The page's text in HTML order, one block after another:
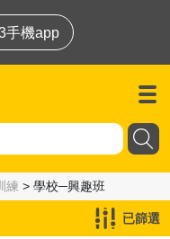
手機app
練 > 學校─興趣班
已篩選